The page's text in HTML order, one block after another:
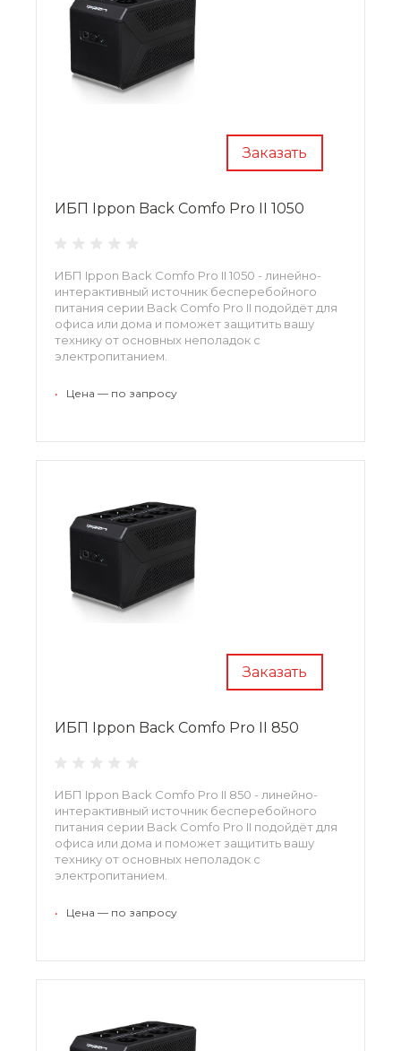
Заказать
ИБП Ippon Back Comfo Pro II 1050
ИБП Ippon Back Comfo Pro II 1050 - линейно-
интерактивный источник бесперебойного
питания серии Back Comfo Pro II подойдёт для
офиса или дома и поможет защитить вашу
технику от основных неполадок с
электропитанием.
• Цена — по запросу
Заказать
ИБП Ippon Back Comfo Pro II 850
ИБП Ippon Back Comfo Pro II 850 - линейно-
интерактивный источник бесперебойного
питания серии Back Comfo Pro II подойдёт для
офиса или дома и поможет защитить вашу
технику от основных неполадок с
электропитанием.
• Цена — по запросу